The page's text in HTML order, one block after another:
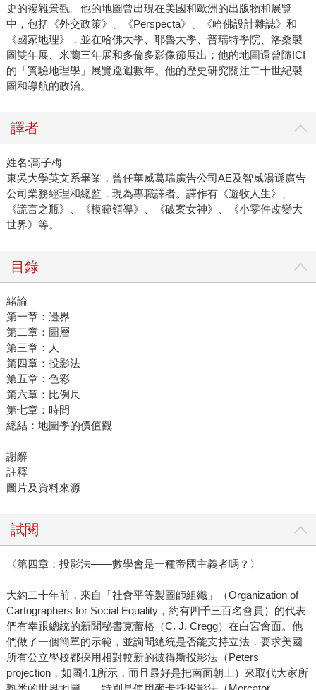
史的複雜景觀。他的地圖曾出現在美國和歐洲的出版物和展覽
中，包括《外交政策》、《Perspecta》、《哈佛設計雜誌》和
《國家地理》，並在哈佛大學、耶魯大學、普瑞特學院、洛桑製
圖雙年展、米蘭三年展和多倫多影像節展出；他的地圖還曾隨ICI
的「實驗地理學」展覽巡迴數年。他的歷史研究關注二十世紀製
圖和導航的政治。
譯者
姓名:高子梅
東吳大學英文系畢業，曾任華威葛瑞廣告公司AE及智威湯遜廣告
公司業務經理和總監，現為專職譯者。譯作有《遊牧人生》、
《謊言之瓶》、《模範領導》、《破案女神》、《小零件改變大
世界》等。
目錄
緒論
第一章：邊界
第二章：圖層
第三章：人
第四章：投影法
第五章：色彩
第六章：比例尺
第七章：時間
總結：地圖學的價值觀
謝辭
註釋
圖片及資料來源
試閱
〈第四章：投影法——數學會是一種帝國主義者嗎？〉
大約二十年前，來自「社會平等製圖師組織」（Organization of
Cartographers for Social Equality，約有四千三百名會員）的代表
們有幸跟總統的新聞秘書克蕾格（C. J. Cregg）在白宮會面。他
們做了一個簡單的示範，並詢問總統是否能支持立法，要求美國
所有公立學校都採用相對較新的彼得斯投影法（Peters
projection，如圖4.1所示，而且最好是把南面朝上）來取代大家所